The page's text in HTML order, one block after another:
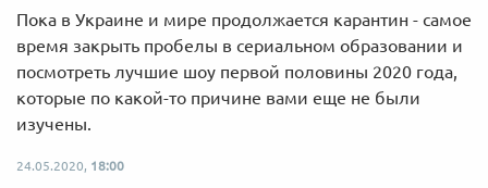
Пока в Украине и мире продолжается карантин - самое
время закрыть пробелы в сериальном образовании и
посмотреть лучшие шоу первой половины 2020 года,
которые по какой-то причине вами еще не были
изучены.
24.05.2020, 18:00